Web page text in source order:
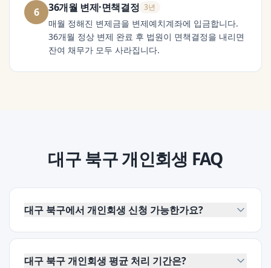
6 36개월 변제·면책결정 3년
매월 정해진 변제금을 변제예치계좌에 입금합니다.
36개월 정상 변제 완료 후 법원이 면책결정을 내리면
잔여 채무가 모두 사라집니다.
대구 북구개인회생 FAQ
대구 북구에서 개인회생 신청 가능한가요?
대구 북구 개인회생 평균 처리 기간은?